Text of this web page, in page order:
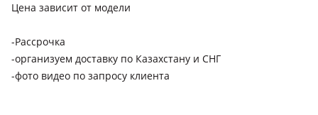
(BM/BR)
2000 - 2003 F30, 2003 - 2006 F30 рестайлинг
Toyota Crown Majesta
Цена зависит от модели
-Рассрочка
-организуем доставку по Казахстану и СНГ
-фото видео по запросу клиента